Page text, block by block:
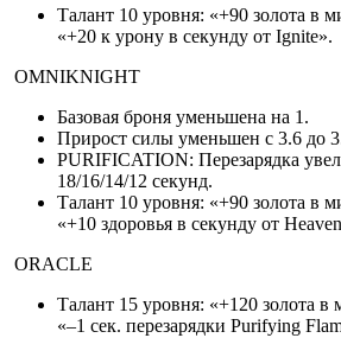
Талант 10 уровня: «+90 золота в
«+20 к урону в секунду от Ignite».
OMNIKNIGHT
Базовая броня уменьшена на 1.
Прирост силы уменьшен с 3.6 до
PURIFICATION: Перезарядка
18/16/14/12 секунд.
Талант 10 уровня: «+90 золота в
«+10 здоровья в секунду от
ORACLE
Талант 15 уровня: «+120 золота в
«–1 сек. перезарядки Purifying